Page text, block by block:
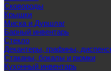
Сковороды
Крышки
Миска и Дуршлаг
Барный инвентарь
Стекло
Декантеры, графины,
Стаканы, бокалы и рюмки
Кухонный инвентарь